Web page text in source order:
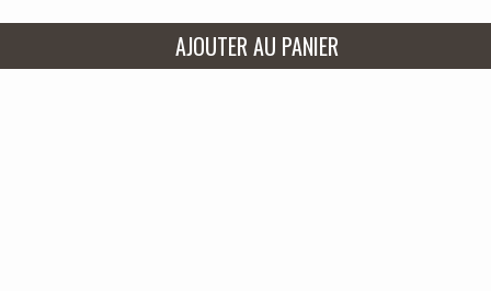
AJOUTER AU PANIER